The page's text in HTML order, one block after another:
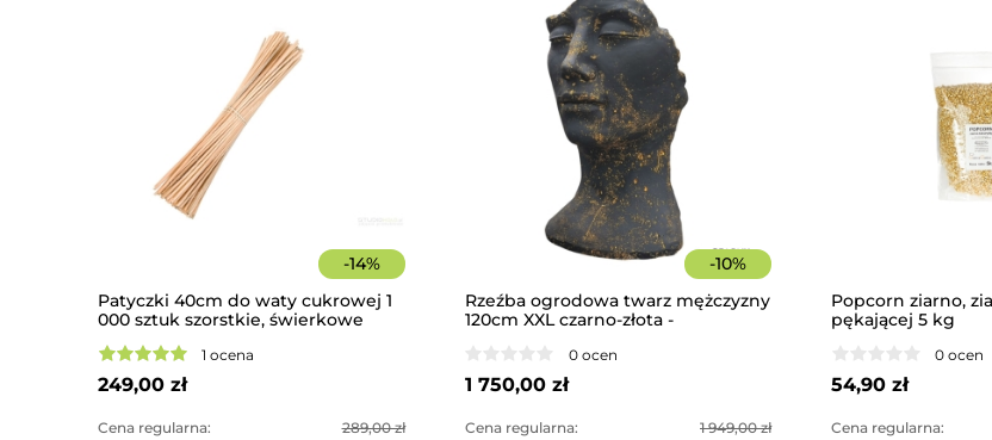
-14%
Patyczki 40cm do waty cukrowej 1
000 sztuk szorstkie, świerkowe
1 ocena
249,00 zł
Cena regularna: 289,00 zł
-10%
Rzeźba ogrodowa twarz mężczyzny
120cm XXL czarno-złota -
0 ocen
1 750,00 zł
Cena regularna: 1 949,00 zł
Popcorn ziarno,
pękającej 5 kg
0 ocen
54,90 zł
Cena regularna: